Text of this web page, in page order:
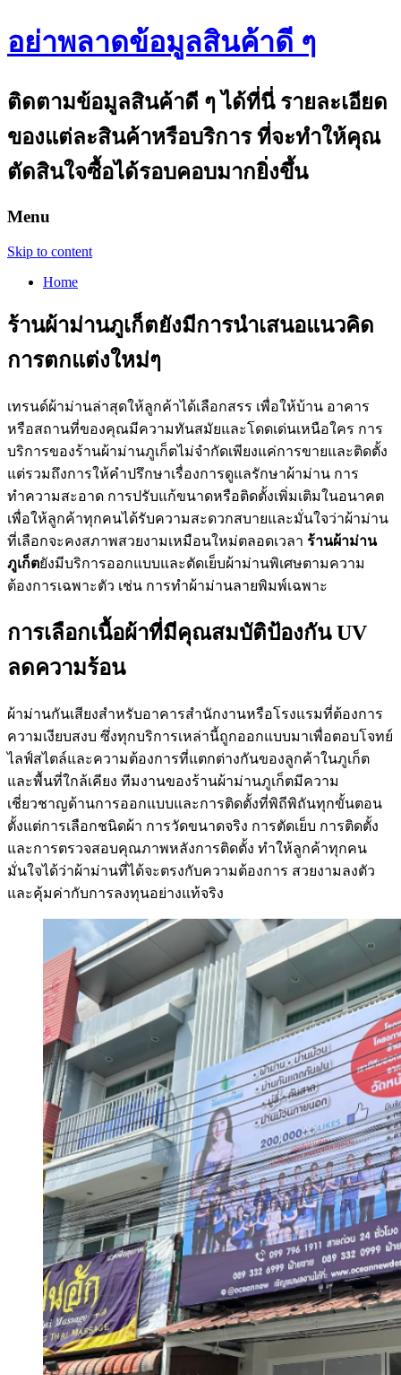
อย่าพลาดข้อมูลสินค้าดี ๆ
ติดตามข้อมูลสินค้าดี ๆ ได้ที่นี่ รายละเอียด
ของแต่ละสินค้าหรือบริการ ที่จะทำให้คุณ
ตัดสินใจซื้อได้รอบคอบมากยิ่งขึ้น
Menu
Skip to content
Home
ร้านผ้าม่านภูเก็ตยังมีการนำเสนอแนวคิด
การตกแต่งใหม่ๆ
เทรนด์ผ้าม่านล่าสุดให้ลูกค้าได้เลือกสรร เพื่อให้บ้าน อาคาร
หรือสถานที่ของคุณมีความทันสมัยและโดดเด่นเหนือใคร การ
บริการของร้านผ้าม่านภูเก็ตไม่จำกัดเพียงแค่การขายและติดตั้ง
แต่รวมถึงการให้คำปรึกษาเรื่องการดูแลรักษาผ้าม่าน การ
ทำความสะอาด การปรับแก้ขนาดหรือติดตั้งเพิ่มเติมในอนาคต
เพื่อให้ลูกค้าทุกคนได้รับความสะดวกสบายและมั่นใจว่าผ้าม่าน
ที่เลือกจะคงสภาพสวยงามเหมือนใหม่ตลอดเวลา ร้านผ้าม่าน
ภูเก็ตยังมีบริการออกแบบและตัดเย็บผ้าม่านพิเศษตามความ
ต้องการเฉพาะตัว เช่น การทำผ้าม่านลายพิมพ์เฉพาะ
การเลือกเนื้อผ้าที่มีคุณสมบัติป้องกัน UV
ลดความร้อน
ผ้าม่านกันเสียงสำหรับอาคารสำนักงานหรือโรงแรมที่ต้องการ
ความเงียบสงบ ซึ่งทุกบริการเหล่านี้ถูกออกแบบมาเพื่อตอบโจทย์
ไลฟ์สไตล์และความต้องการที่แตกต่างกันของลูกค้าในภูเก็ต
และพื้นที่ใกล้เคียง ทีมงานของร้านผ้าม่านภูเก็ตมีความ
เชี่ยวชาญด้านการออกแบบและการติดตั้งที่พิถีพิถันทุกขั้นตอน
ตั้งแต่การเลือกชนิดผ้า การวัดขนาดจริง การตัดเย็บ การติดตั้ง
และการตรวจสอบคุณภาพหลังการติดตั้ง ทำให้ลูกค้าทุกคน
มั่นใจได้ว่าผ้าม่านที่ได้จะตรงกับความต้องการ สวยงามลงตัว
และคุ้มค่ากับการลงทุนอย่างแท้จริง